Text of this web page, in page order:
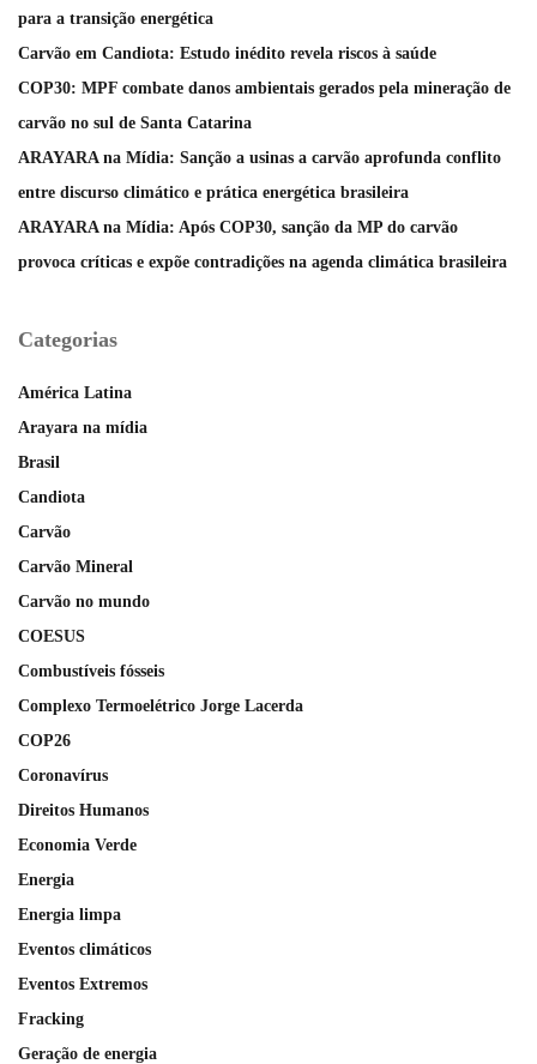
para a transição energética
Carvão em Candiota: Estudo inédito revela riscos à saúde
COP30: MPF combate danos ambientais gerados pela mineração de
carvão no sul de Santa Catarina
ARAYARA na Mídia: Sanção a usinas a carvão aprofunda conflito
entre discurso climático e prática energética brasileira
ARAYARA na Mídia: Após COP30, sanção da MP do carvão
provoca críticas e expõe contradições na agenda climática brasileira
Categorias
América Latina
Arayara na mídia
Brasil
Candiota
Carvão
Carvão Mineral
Carvão no mundo
COESUS
Combustíveis fósseis
Complexo Termoelétrico Jorge Lacerda
COP26
Coronavírus
Direitos Humanos
Economia Verde
Energia
Energia limpa
Eventos climáticos
Eventos Extremos
Fracking
Geração de energia